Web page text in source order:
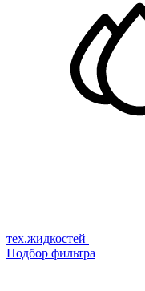
тех.жидкостей
Подбор фильтра